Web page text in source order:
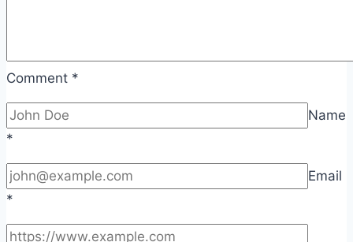
Comment *
Name
*
Email
*